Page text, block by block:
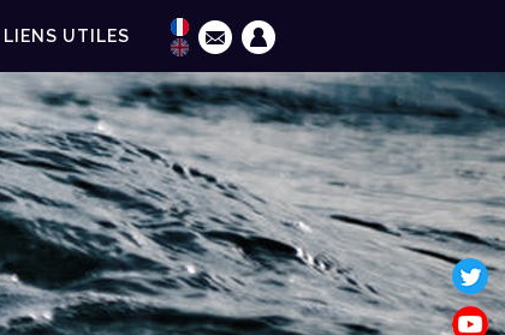
LIENS UTILES